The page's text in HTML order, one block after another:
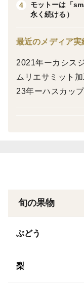
※外部から持ち込
けます。
もあるハスカップ
ミン類などといっ
4
モットーは「
永く続ける）
最近のメディア実
2021年ーカシス
ムリエサミット加
23年ーハスカッ
旬の果物
ぶどう
梨